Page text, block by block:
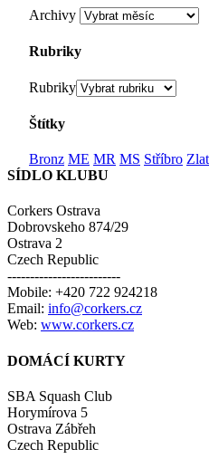
Archivy
Rubriky
Rubriky
Štítky
Bronz ME MR MS Stříbro
SÍDLO KLUBU
Corkers Ostrava
Dobrovskeho 874/29
Ostrava 2
Czech Republic
-------------------------
Mobile: +420 722 924218
Email: info@corkers.cz
Web: www.corkers.cz
DOMÁCÍ KURTY
SBA Squash Club
Horymírova 5
Ostrava Zábřeh
Czech Republic